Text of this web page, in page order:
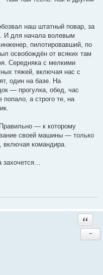
наш штатный повар, за
И для начала волевым
пилотировавший, по
освобождён от всяких там
Середняка с мелкими
тяжей, включая нас с
один на базе. На
— прогулка, обед, час
попало, а строго те, на
— к которому
своей машины — только
включая командира.
захочется…
−